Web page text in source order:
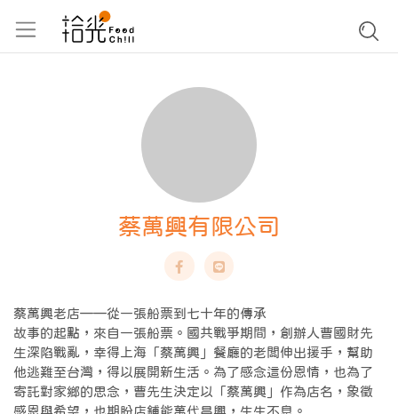
蔡萬興有限公司
蔡萬興老店——從一張船票到七十年的傳承
故事的起點，來自一張船票。國共戰爭期間，創辦人曹國財先
生深陷戰亂，幸得上海「蔡萬興」餐廳的老闆伸出援手，幫助
他逃難至台灣，得以展開新生活。為了感念這份恩情，也為了
寄託對家鄉的思念，曹先生決定以「蔡萬興」作為店名，象徵
感恩與希望，也期盼店鋪能萬代昌興，生生不息。